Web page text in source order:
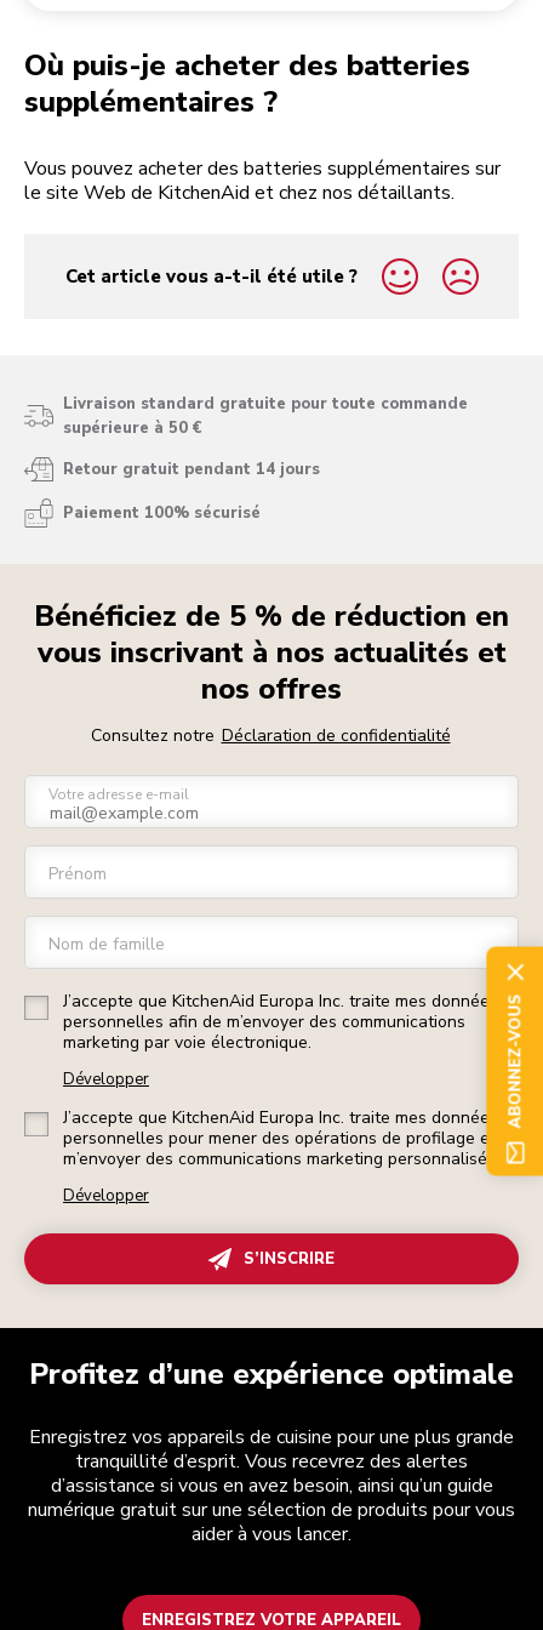
Où puis-je acheter des batteries
supplémentaires ?
Vous pouvez acheter des batteries supplémentaires sur
le site Web de KitchenAid et chez nos détaillants.
Cet article vous a-t-il été utile ?
yes
no
Livraison standard gratuite pour toute commande
supérieure à 50 €
Retour gratuit pendant 14 jours
Paiement 100% sécurisé
Bénéficiez de 5 % de réduction en
vous inscrivant à nos actualités et
nos offres
Consultez notre Déclaration de confidentialité
Votre adresse e-mail
Prénom
Nom de famille
J’accepte que KitchenAid Europa Inc. traite mes données
personnelles afin de m’envoyer des communications
marketing par voie électronique.
Développer
J’accepte que KitchenAid Europa Inc. traite mes données
personnelles pour mener des opérations de profilage et
m’envoyer des communications marketing personnalisées.
Développer
S’INSCRIRE
Profitez d’une expérience optimale
Enregistrez vos appareils de cuisine pour une plus grande
tranquillité d’esprit. Vous recevrez des alertes
d’assistance si vous en avez besoin, ainsi qu’un guide
numérique gratuit sur une sélection de produits pour vous
aider à vous lancer.
ENREGISTREZ VOTRE APPAREIL
ABONNEZ-VOUS